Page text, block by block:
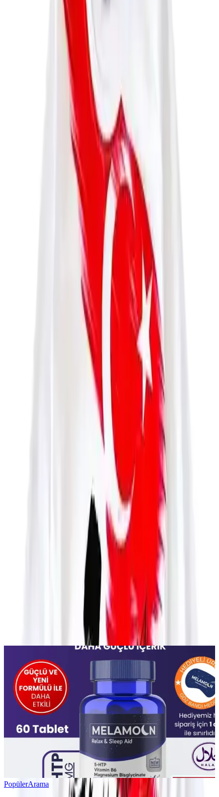
Tasarım ve Görsel Detaylar
Tişörtün en dikkat çekici özelliği, Atatürk'ün Kocatepe'deki anısına
ithafen hazırlanmış grafik baskısıdır. Bu baskı, çocukların hem milli
değerleri öğrenmesine katkı sağlar hem de onlara gurur duygusu
aşılar. Desen, modern ve sade bir tarzda tasarlanmış olup, çocukların
ilgisini çekecek canlı ve net görsellerle süslenmiştir.
Yaka stili olarak bisiklet yaka tercih edilmiştir. Bu yaka tipi,
çocukların hareket özgürlüğünü kısıtlamadan rahat bir kullanım
sağlar. Ayrıca, uzun kollu tasarımı, özellikle serin havalarda veya
mevsim geçişlerinde tercih edilerek, hem şıklık hem de
Ürün Özellikleri ve Kalite
Ürünün en öne çıkan özellikleri arasında, grafikli tasarımı ve
yumuşak kumaşı yer alır. Kumaşın kalitesi, müşteriler tarafından
genellikle olumlu değerlendirilmiş olsa da, bazı kullanıcılar kolların
uzunluğu ve ince yapısı nedeniyle memnuniyetsizlik dile getirmiştir.
Kolların görseldeki gibi manşetli olmaması ve düz olması,
beklentilerin tam karşılanmamasına yol açabilir.
Kumaşın ince olması, özellikle soğuk havalarda tercih edilmesini
sınırlayabilir; ancak, hafifliği sayesinde hareket kabiliyetini artırır ve
günlük kullanımda rahatlık sağlar. Ürün, stok adedi bakımından
sınırlı sayıda bulunmaktadır; bu nedenle, talebin yüksek olduğu
dönemlerde hızlı hareket edilmesi önerilir.
Kullanıcı Yorumları ve Değerlendirmeler
Genel olarak, ürün hakkında farklı görüşler bulunmaktadır. Kumaş
kalitesi ve tasarım beğenisi olumlu olsa da, bazı kullanıcılar kolların
uzunluğu ve ince yapısı nedeniyle ürünün beklentileri karşıladığını
belirtmiştir. Ayrıca, görseldeki detayların tam olarak yansıdığı ve
ürünün kalitesinin düşük olduğu yönünde eleştiriler de mevcuttur.
Özetle, Kidsmadamiko'nun bu tişörtü, çocukların günlük giyim
ihtiyaçlarına uygun, şık ve anlamlı bir seçenek sunar. Ancak,
alıcıların ürün özelliklerini ve kullanıcı yorumlarını dikkate alarak
karar vermesi faydalı olacaktır.
Sonuç ve Tavsiyeler
Bu ürün, özellikle milli değerleri yansıtan tasarımı ve rahat
kullanımıyla öne çıkar. Çocukların hem kendilerini ifade etmelerine
hem de rahat hareket etmelerine imkan tanır. Fakat, ürünün ince
kumaşı ve kolların uzunluğu gibi detaylar göz önünde
bulundurulmalı, alıcılar beklentilerine uygun olup olmadığını
değerlendirmelidir. Gelişmiş kalite ve detaylara sahip alternatifler
araştırılabilir böylece çocuklar için en uygun ve memnuniyet
Ayın popüler yazıları
PopülerArama